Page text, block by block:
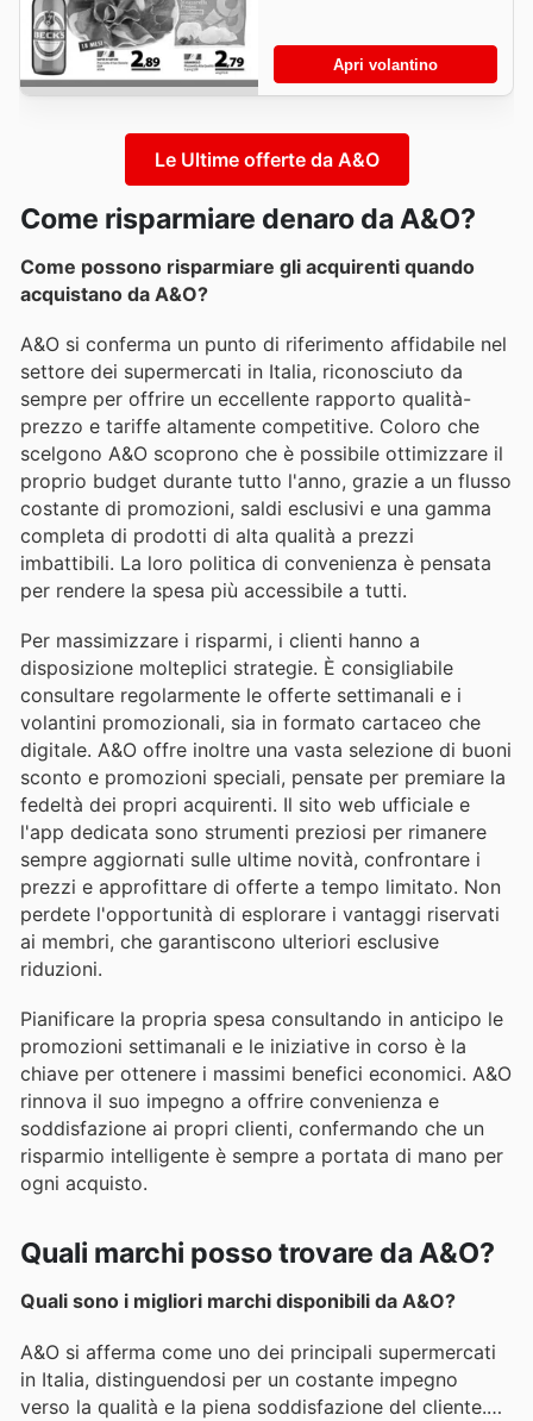
Apri volantino
Le Ultime offerte da A&O
Come risparmiare denaro da A&O?
Come possono risparmiare gli acquirenti quando
acquistano da A&O?
A&O si conferma un punto di riferimento affidabile nel
settore dei supermercati in Italia, riconosciuto da
sempre per offrire un eccellente rapporto qualità-
prezzo e tariffe altamente competitive. Coloro che
scelgono A&O scoprono che è possibile ottimizzare il
proprio budget durante tutto l'anno, grazie a un flusso
costante di promozioni, saldi esclusivi e una gamma
completa di prodotti di alta qualità a prezzi
imbattibili. La loro politica di convenienza è pensata
per rendere la spesa più accessibile a tutti.
Per massimizzare i risparmi, i clienti hanno a
disposizione molteplici strategie. È consigliabile
consultare regolarmente le offerte settimanali e i
volantini promozionali, sia in formato cartaceo che
digitale. A&O offre inoltre una vasta selezione di buoni
sconto e promozioni speciali, pensate per premiare la
fedeltà dei propri acquirenti. Il sito web ufficiale e
l'app dedicata sono strumenti preziosi per rimanere
sempre aggiornati sulle ultime novità, confrontare i
prezzi e approfittare di offerte a tempo limitato. Non
perdete l'opportunità di esplorare i vantaggi riservati
ai membri, che garantiscono ulteriori esclusive
riduzioni.
Pianificare la propria spesa consultando in anticipo le
promozioni settimanali e le iniziative in corso è la
chiave per ottenere i massimi benefici economici. A&O
rinnova il suo impegno a offrire convenienza e
soddisfazione ai propri clienti, confermando che un
risparmio intelligente è sempre a portata di mano per
ogni acquisto.
Quali marchi posso trovare da A&O?
Quali sono i migliori marchi disponibili da A&O?
A&O si afferma come uno dei principali supermercati
in Italia, distinguendosi per un costante impegno
verso la qualità e la piena soddisfazione del cliente.